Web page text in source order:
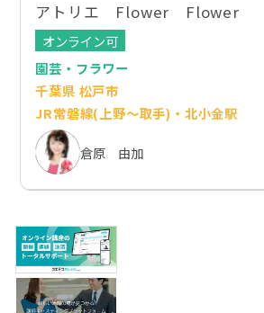
アトリエ Flower Flower
オンライン可
園芸・フラワー
千葉県 松戸市
JR常磐線(上野～取手)・北小金駅
倉原 由加